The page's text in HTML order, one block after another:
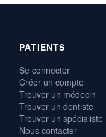
PATIENTS
Se connecter
Créer un compte
Trouver un médecin
Trouver un dentiste
Trouver un spécialiste
Nous contacter